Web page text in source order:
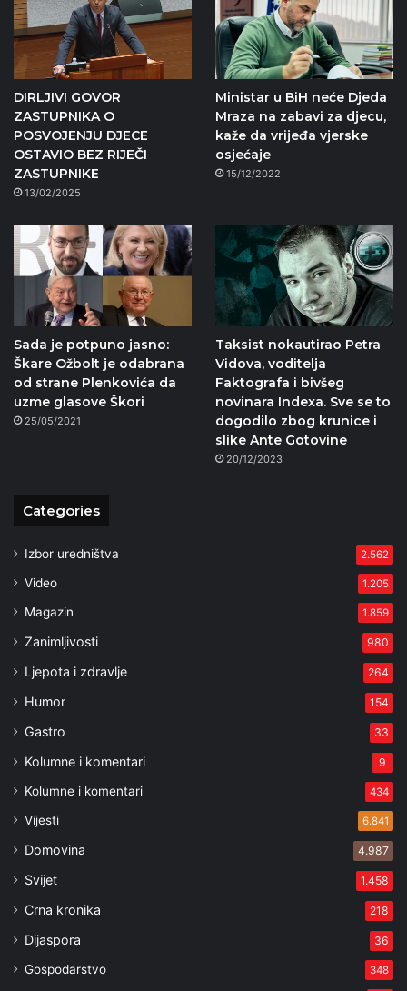
DIRLJIVI GOVOR
ZASTUPNIKA O
POSVOJENJU DJECE
OSTAVIO BEZ RIJEČI
ZASTUPNIKE
13/02/2025
Ministar u BiH neće Djeda
Mraza na zabavi za djecu,
kaže da vrijeđa vjerske
osjećaje
15/12/2022
Sada je potpuno jasno:
Škare Ožbolt je odabrana
od strane Plenkovića da
uzme glasove Škori
25/05/2021
Taksist nokautirao Petra
Vidova, voditelja
Faktografa i bivšeg
novinara Indexa. Sve se to
dogodilo zbog krunice i
slike Ante Gotovine
20/12/2023
Categories
Izbor uredništva 2.562
Video 1.205
Magazin 1.859
Zanimljivosti 980
Ljepota i zdravlje 264
Humor 154
Gastro 33
Kolumne i komentari 9
Kolumne i komentari 434
Vijesti 6.841
Domovina 4.987
Svijet 1.458
Crna kronika 218
Dijaspora 36
Gospodarstvo 348